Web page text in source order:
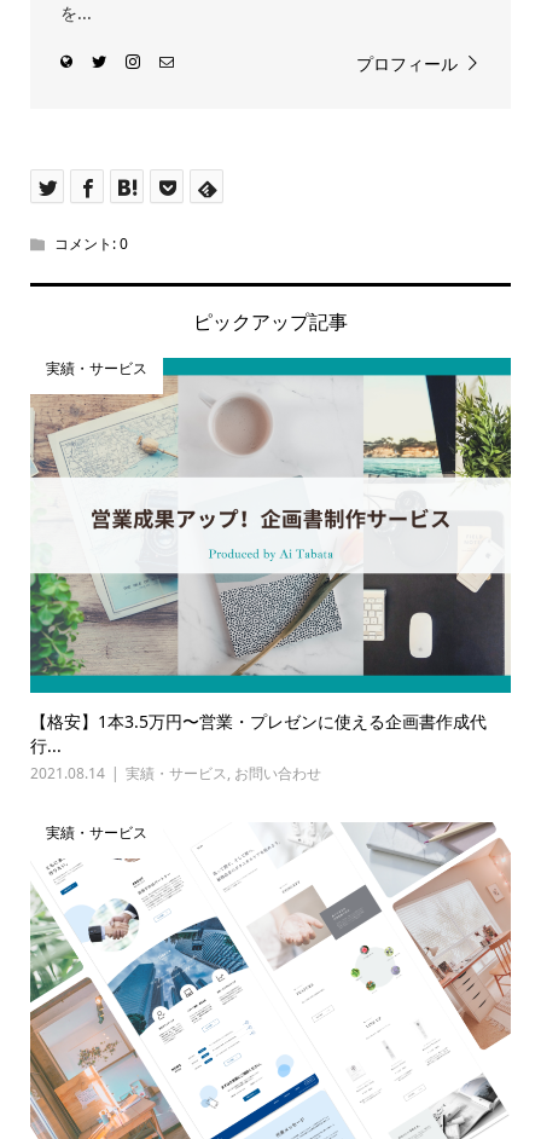
を...
プロフィール
コメント:0
ピックアップ記事
実績・サービス
【格安】1本3.5万円〜営業・プレゼンに使える企画書作成代
行...
2021.08.14 実績・サービス, お問い合わせ
実績・サービス